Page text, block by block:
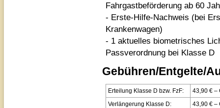
Fahrgastbeförderung ab 60
- Erste-Hilfe-Nachweis (bei
Krankenwagen)
- 1 aktuelles biometrisches
Passverordnung bei Klasse D
Gebühren/Entgelte/
Erteilung Klasse D bzw. FzF:
43,90 € –
Verlängerung Klasse D:
43,90 € –